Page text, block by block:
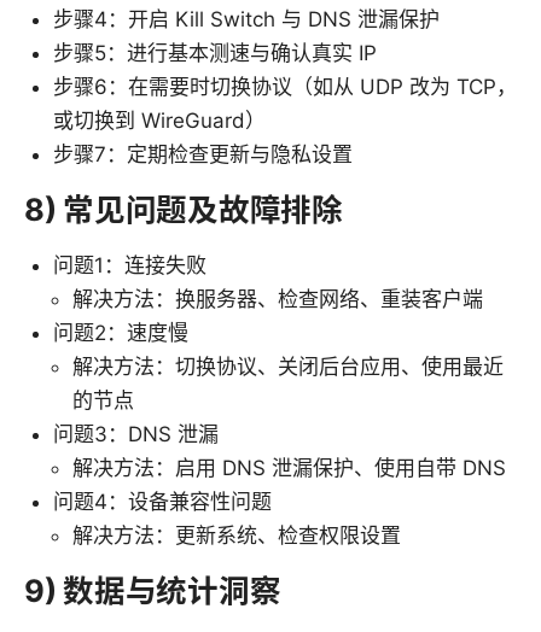
步骤4：开启 Kill Switch 与 DNS 泄漏保护
步骤5：进行基本测速与确认真实 IP
步骤6：在需要时切换协议（如从 UDP 改为 TCP，
或切换到 WireGuard）
步骤7：定期检查更新与隐私设置
8) 常见问题及故障排除
问题1：连接失败
解决方法：换服务器、检查网络、重装客户端
问题2：速度慢
解决方法：切换协议、关闭后台应用、使用最近
的节点
问题3：DNS 泄漏
解决方法：启用 DNS 泄漏保护、使用自带 DNS
问题4：设备兼容性问题
解决方法：更新系统、检查权限设置
9) 数据与统计洞察